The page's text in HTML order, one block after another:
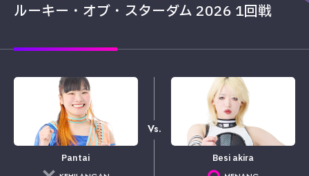
ルーキー・オブ・スターダム 2026 1回戦
Pantai
Vs.
Besi akira